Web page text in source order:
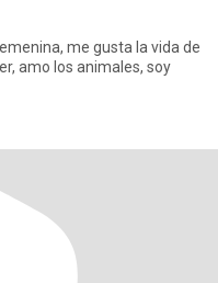
me gusta la vida de
amo los animales, soy